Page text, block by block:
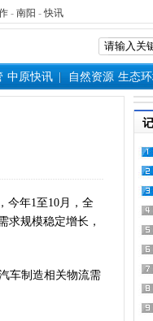
- 南阳 -快讯
中原快讯 自然资源 生态
年1至10月，全
求规模稳定增长，
车制造相关物流需